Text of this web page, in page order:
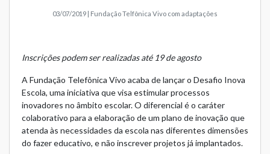
03/07/2019 | Fundação Telfônica Vivo com adaptações
Inscrições podem ser realizadas até 19 de agosto
A Fundação Telefônica Vivo acaba de lançar o Desafio Inova
Escola, uma iniciativa que visa estimular processos
inovadores no âmbito escolar. O diferencial é o caráter
colaborativo para a elaboração de um plano de inovação que
atenda às necessidades da escola nas diferentes dimensões
do fazer educativo, e não inscrever projetos já implantados.